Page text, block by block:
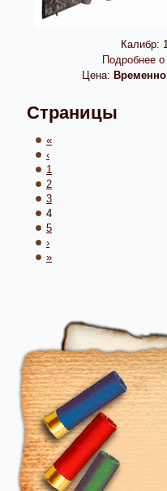
Калибр:
Подробнее о
Цена: Временно
Страницы
«
‹
1
2
3
4
5
›
»